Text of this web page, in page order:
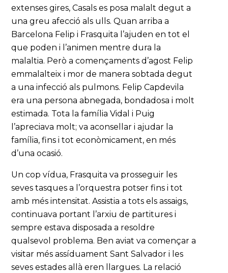
extenses gires, Casals es posa malalt degut a
una greu afecció als ulls. Quan arriba a
Barcelona Felip i Frasquita l’ajuden en tot el
que poden i l’animen mentre dura la
malaltia. Però a començaments d’agost Felip
emmalalteix i mor de manera sobtada degut
a una infecció als pulmons. Felip Capdevila
era una persona abnegada, bondadosa i molt
estimada. Tota la família Vidal i Puig
l’apreciava molt; va aconsellar i ajudar la
família, fins i tot econòmicament, en més
d’una ocasió.
Un cop vídua, Frasquita va prosseguir les
seves tasques a l’orquestra potser fins i tot
amb més intensitat. Assistia a tots els assaigs,
continuava portant l’arxiu de partitures i
sempre estava disposada a resoldre
qualsevol problema. Ben aviat va començar a
visitar més assíduament Sant Salvador i les
seves estades allà eren llargues. La relació